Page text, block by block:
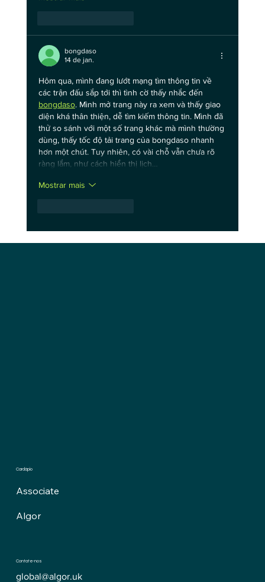
bongdaso
14 de jan.
Hôm qua, mình đang lướt mạng tìm thông tin về
các trận đấu sắp tới thì tình cờ thấy nhắc đến
bongdaso. Mình mở trang này ra xem và thấy giao
diện khá thân thiện, dễ tìm kiếm thông tin. Mình đã
thử so sánh với một số trang khác mà mình thường
dùng, thấy tốc độ tải trang của bongdaso nhanh
hơn một chút. Tuy nhiên, có vài chỗ vẫn chưa rõ
ràng lắm, như cách hiển thị lịch…
Mostrar mais
Cardápio
Associate
Algor
Contate-nos
global@algor.uk